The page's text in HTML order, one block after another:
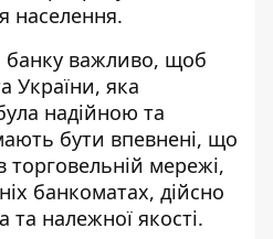
населення.
банку важливо, щоб
України, яка
надійною та
бути впевнені, що
торговельній мережі,
банкоматах, дійсно
належної якості.